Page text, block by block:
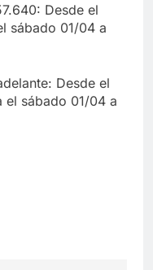
Desde el
sábado 01/04 a
Desde el
el sábado 01/04 a